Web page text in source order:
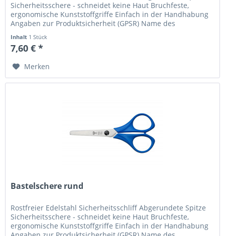
Sicherheitsschere - schneidet keine Haut Bruchfeste,
ergonomische Kunststoffgriffe Einfach in der Handhabung
Angaben zur Produktsicherheit (GPSR) Name des
Inhalt 1 Stück
7,60 € *
Merken
Bastelschere rund
Rostfreier Edelstahl Sicherheitsschliff Abgerundete Spitze
Sicherheitsschere - schneidet keine Haut Bruchfeste,
ergonomische Kunststoffgriffe Einfach in der Handhabung